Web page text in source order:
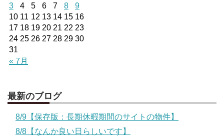
« 7月
3
4 5 6 7 8
9
10 11 12 13 14 15 16
17 18 19 20 21 22 23
24 25 26 27 28 29 30
31
最新のブログ
8/9【保存版：長期休暇期間のサイトの物件】
8/8【なんか良い日らしいです】